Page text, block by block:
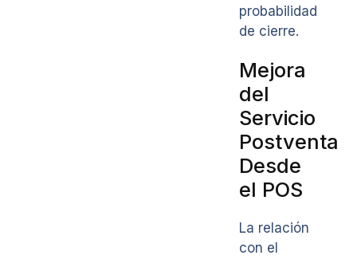
probabilidad
de cierre.
Mejora
del
Servicio
Postventa
Desde
el POS
La relación
con el